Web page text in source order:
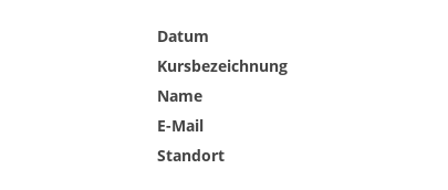
Datum
Kursbezeichnung
Name
E-Mail
Standort